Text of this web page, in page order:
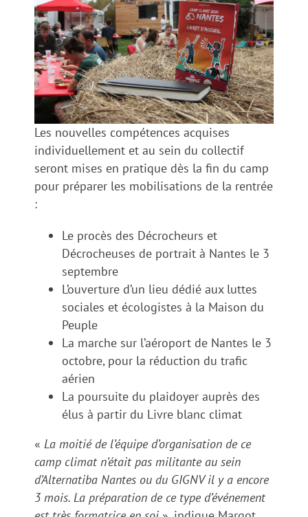
Les nouvelles compétences acquises
individuellement et au sein du collectif
seront mises en pratique dès la fin du camp
pour préparer les mobilisations de la rentrée
:
Le procès des Décrocheurs et
Décrocheuses de portrait à Nantes le 3
septembre
L’ouverture d’un lieu dédié aux luttes
sociales et écologistes à la Maison du
Peuple
La marche sur l’aéroport de Nantes le 3
octobre, pour la réduction du trafic
aérien
La poursuite du plaidoyer auprès des
élus à partir du Livre blanc climat
« La moitié de l’équipe d’organisation de ce
camp climat n’était pas militante au sein
d’Alternatiba Nantes ou du GIGNV il y a encore
3 mois. La préparation de ce type d’événement